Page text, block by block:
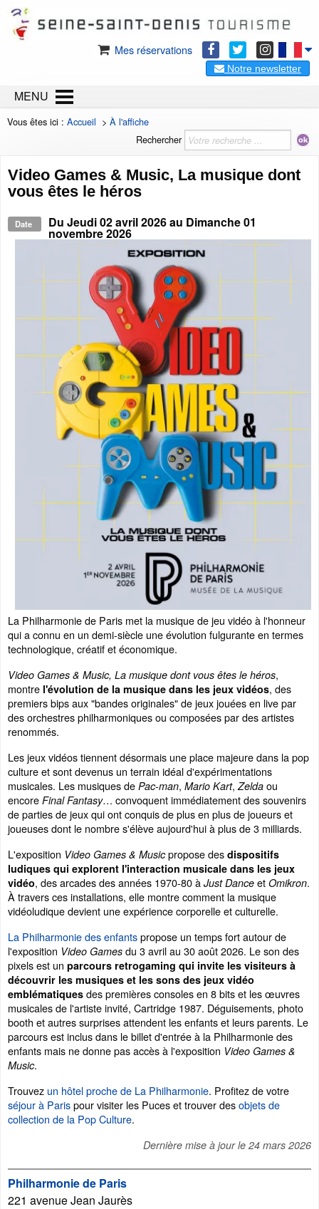
Mes réservations
Notre newsletter
MENU
Vous êtes ici : Accueil > À l'affiche
Rechercher
Video Games & Music, La musique dont
vous êtes le héros
Date Du Jeudi 02 avril 2026au Dimanche 01
novembre 2026
La Philharmonie de Paris met la musique de jeu vidéo à l'honneur
qui a connu en un demi-siècle une évolution fulgurante en termes
technologique, créatif et économique.
Video Games & Music, La musique dont vous êtes le héros,
montre l'évolution de la musique dans les jeux vidéos, des
premiers bips aux "bandes originales" de jeux jouées en live par
des orchestres philharmoniques ou composées par des artistes
renommés.
Les jeux vidéos tiennent désormais une place majeure dans la pop
culture et sont devenus un terrain idéal d'expérimentations
musicales. Les musiques de Pac-man, Mario Kart, Zelda ou
encore Final Fantasy… convoquent immédiatement des souvenirs
de parties de jeux qui ont conquis de plus en plus de joueurs et
joueuses dont le nombre s'élève aujourd'hui à plus de 3 milliards.
L'exposition Video Games & Musicpropose des dispositifs
ludiques qui explorent l'interaction musicale dans les jeux
vidéo, des arcades des années 1970-80 à Just Dance et Omikron.
À travers ces installations, elle montre comment la musique
vidéoludique devient une expérience corporelle et culturelle.
La Philharmonie des enfantspropose un temps fort autour de
l'exposition Video Games du 3 avril au 30 août 2026. Le son des
pixels est un parcours retrogaming qui invite les visiteurs à
découvrir les musiques et les sons des jeux vidéo
emblématiques des premières consoles en 8 bits et les œuvres
musicales de l'artiste invité, Cartridge 1987. Déguisements, photo
booth et autres surprises attendent les enfants et leurs parents. Le
parcours est inclus dans le billet d'entrée à la Philharmonie des
enfants mais ne donne pas accès à l'exposition Video Games &
Music.
Trouvez un hôtel proche de La Philharmonie. Profitez de votre
séjour à Parispour visiter les Puces et trouver desobjets de
collection de la Pop Culture.
Dernière mise à jour le 24 mars 2026
Philharmonie de Paris
221 avenue Jean Jaurès